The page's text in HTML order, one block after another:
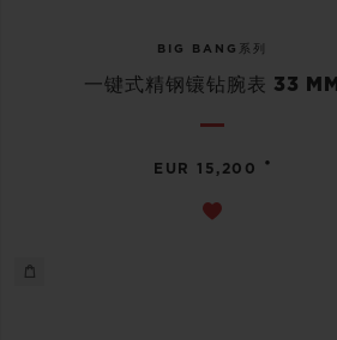
BIG BANG系列
一键式精钢镶钻腕表 33 MM
EUR 15,200 •